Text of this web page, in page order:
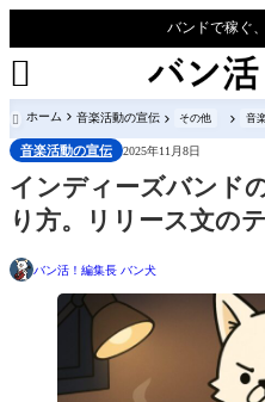
バンドで稼ぐ

 ホーム 音楽活動の宣伝 その他 音
音楽活動の宣伝 2025年11月8日
インディーズバンド
り方。リリース文の
バン活！編集長 バン犬